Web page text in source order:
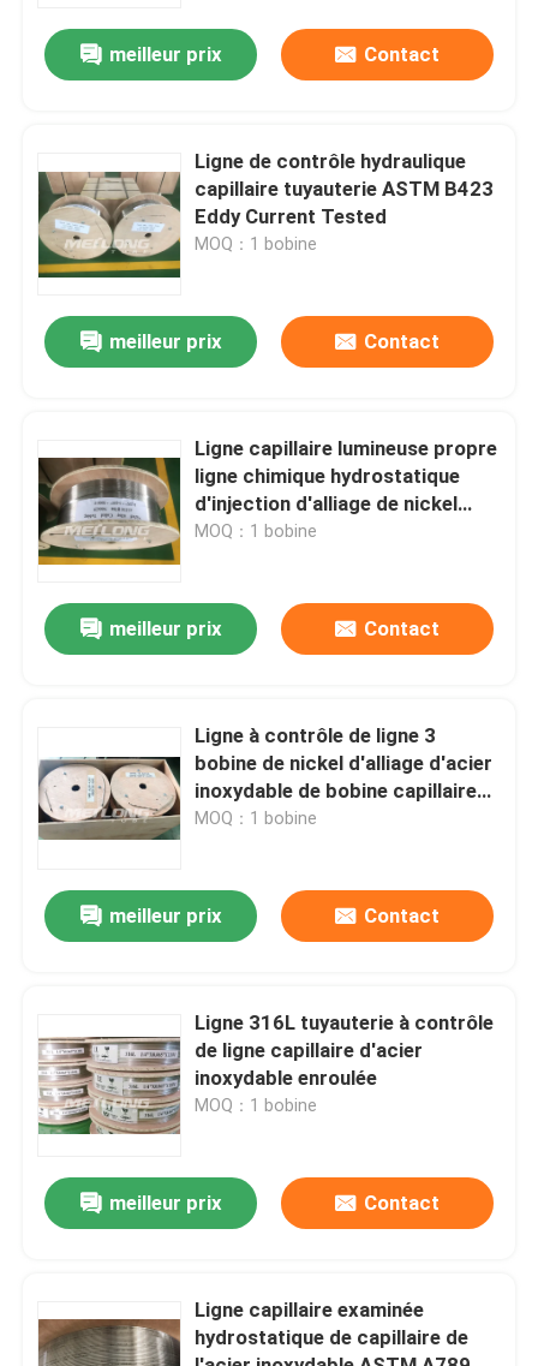
Vidéos
Au sujet de nous
Contrôle de qualité
Contactez-nous
Nouvelles
Ligne de commande hydraulique
meilleur prix Contact
Ligne de contrôle hydraulique
capillaire tuyauterie ASTM B423
Eddy Current Tested
MOQ：1 bobine
meilleur prix Contact
Ligne capillaire lumineuse propre
ligne chimique hydrostatique
d'injection d'alliage de nickel
examiné
MOQ：1 bobine
meilleur prix Contact
Ligne à contrôle de ligne 3
bobine de nickel d'alliage d'acier
inoxydable de bobine capillaire
de tube de l'acier inoxydable 8
MOQ：1 bobine
meilleur prix Contact
Ligne 316L tuyauterie à contrôle
de ligne capillaire d'acier
inoxydable enroulée
MOQ：1 bobine
meilleur prix Contact
Ligne capillaire examinée
hydrostatique de capillaire de